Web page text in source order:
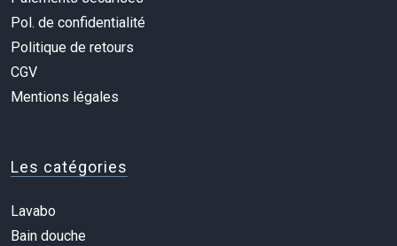
Pol. de confidentialité
Politique de retours
CGV
Mentions légales
Les catégories
Lavabo
Bain douche